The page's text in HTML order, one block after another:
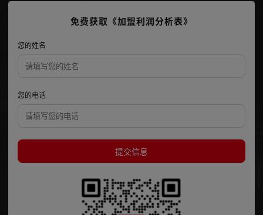
免费获取《加盟利润分析表》
您的姓名
您的电话
提交信息